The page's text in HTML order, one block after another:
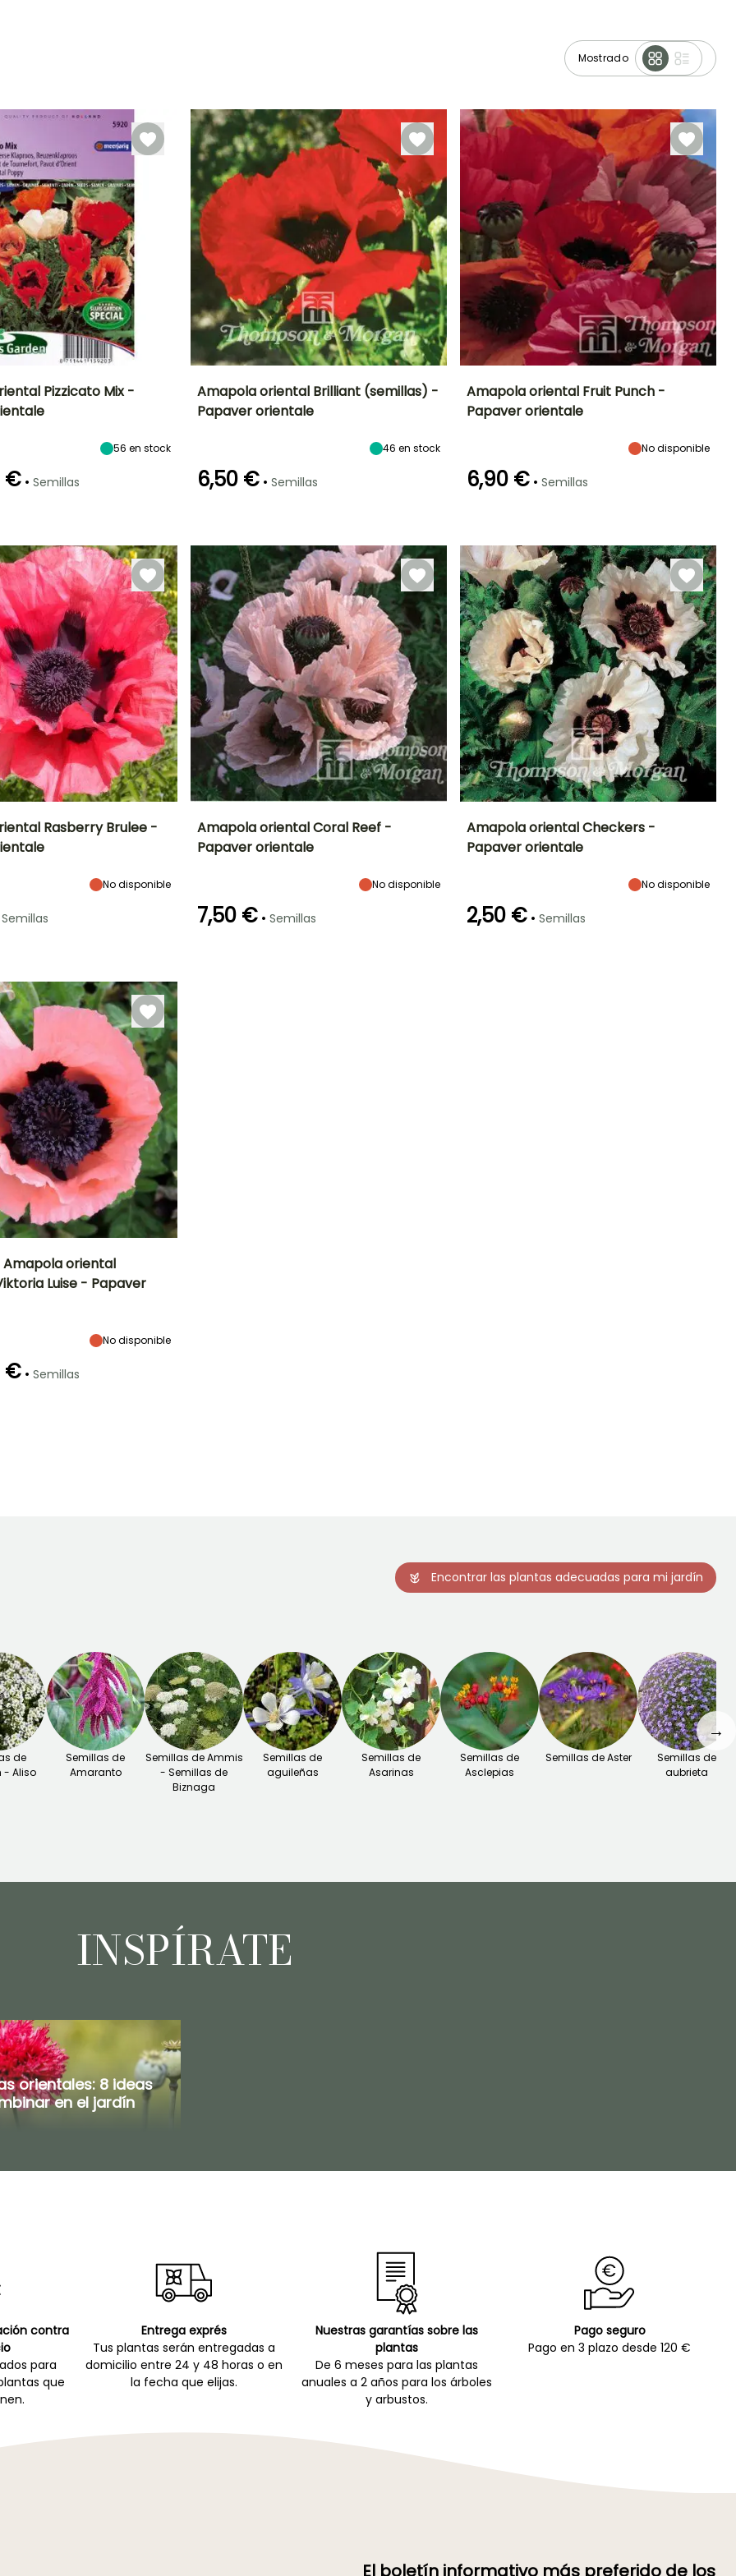
Mostrado
Pizzicato Mix -
56 en stock
€ • Semillas
Amapola oriental Brilliant (semillas) -
Papaver orientale
46 en stock
6,50 € • Semillas
Amapola oriental Fruit Punch -
Papaver orientale
No disponible
6,90 € • Semillas
Rasberry Brulee -
No disponible
Semillas
Amapola oriental Coral Reef -
Papaver orientale
No disponible
7,50 € • Semillas
Amapola oriental Checkers -
Papaver orientale
No disponible
2,50 € • Semillas
Amapola oriental
Luise - Papaver
No disponible
€ • Semillas
Encontrar las plantas adecuadas para mi jardín
de
- Aliso
Semillas de
Amaranto
Semillas de Ammis
- Semillas de
Biznaga
Semillas de
aguileñas
Semillas de
Asarinas
Semillas de
Asclepias
Semillas de Aster
Semillas de
aubrieta
→
INSPÍRATE
orientales: 8 ideas
en el jardín
contra
para
que
Entrega exprés
Tus plantas serán entregadas a
domicilio entre 24 y 48 horas o en
la fecha que elijas.
Nuestras garantías sobre las
plantas
De 6 meses para las plantas
anuales a 2 años para los árboles
y arbustos.
Pago seguro
Pago en 3 plazo desde 120 €
El boletín informativo más preferido de los